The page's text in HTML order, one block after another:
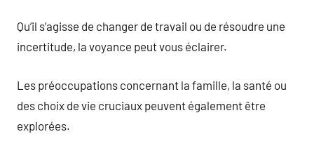
Qu’il s’agisse de changer de travail ou de résoudre une
incertitude, la voyance peut vous éclairer.
Les préoccupations concernant la famille, la santé ou
des choix de vie cruciaux peuvent également être
explorées.